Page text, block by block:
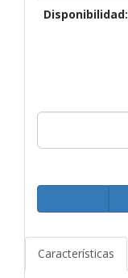
Disponibilidad:
Características